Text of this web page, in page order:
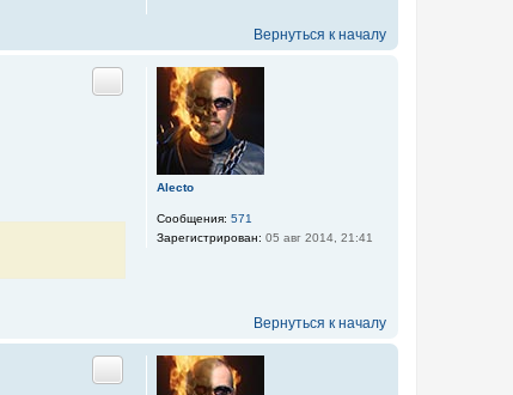
Вернуться к началу
Alecto
Сообщения: 571
Зарегистрирован: 05 авг 2014, 21:41
Цитата
Вернуться к началу
Цитата